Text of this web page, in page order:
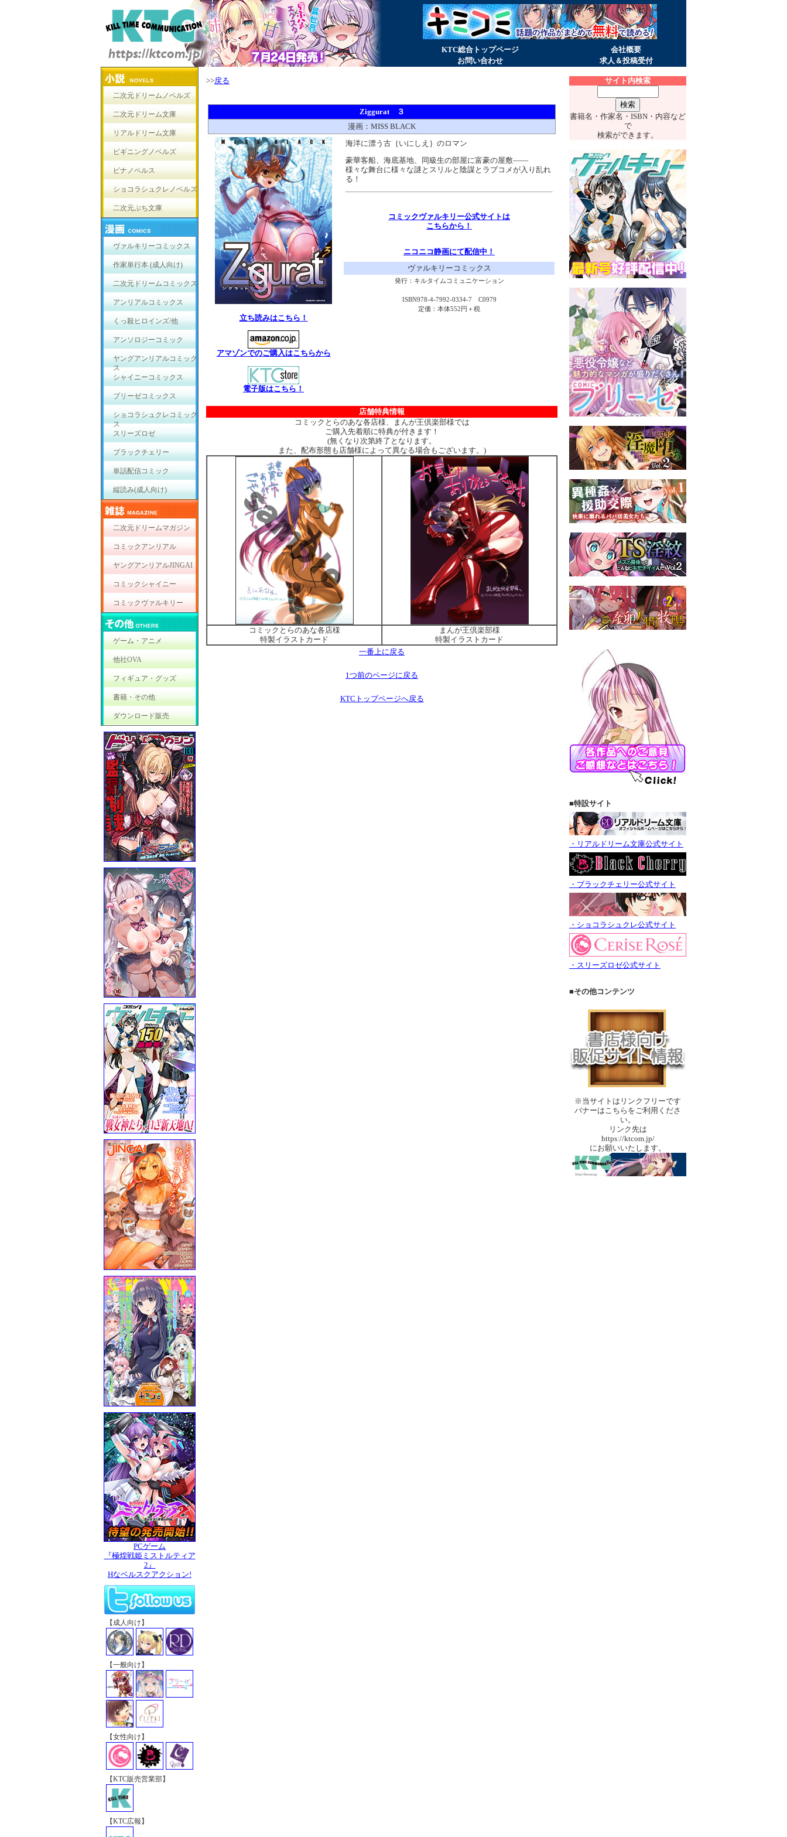
KTC総合トップページ
会社概要
お問い合わせ
求人＆投稿受付
二次元ドリームノベルズ
二次元ドリーム文庫
リアルドリーム文庫
ビギニングノベルズ
ピナノベルス
ショコラシュクレノベルズ
二次元ぷち文庫
ヴァルキリーコミックス
作家単行本 (成人向け)
二次元ドリームコミックス
アンリアルコミックス
くっ殺ヒロインズ/他
アンソロジーコミック
ヤングアンリアルコミック
ス
シャイニーコミックス
ブリーゼコミックス
ショコラシュクレコミック
ス
スリーズロゼ
ブラックチェリー
単話配信コミック
縦読み(成人向け)
二次元ドリームマガジン
コミックアンリアル
ヤングアンリアルJINGAI
コミックシャイニー
コミックヴァルキリー
ゲーム・アニメ
他社OVA
フィギュア・グッズ
書籍・その他
ダウンロード販売
PCゲーム
『極煌戦姫ミストルティア
2』
Hなベルスクアクション!
【成人向け】
【一般向け】
【女性向け】
【KTC販売営業部】
【KTC広報】
>>戻る
Ziggurat ３
漫画：MISS BLACK
立ち読みはこちら！
アマゾンでのご購入はこちらから
電子版はこちら！
海洋に漂う古｛いにしえ｝のロマン
豪華客船、海底基地、同級生の部屋に富豪の屋敷――
様々な舞台に様々な謎とスリルと陰謀とラブコメが入り乱れ
る！
コミックヴァルキリー公式サイトは
こちらから！
ニコニコ静画にて配信中！
ヴァルキリーコミックス
発行：キルタイムコミュニケーション
ISBN978-4-7992-0334-7 C0979
定価：本体552円＋税
店舗特典情報
コミックとらのあな各店様、まんが王倶楽部様では
ご購入先着順に特典が付きます！
(無くなり次第終了となります。
また、配布形態も店舗様によって異なる場合もございます。)
コミックとらのあな各店様
特製イラストカード
まんが王倶楽部様
特製イラストカード
一番上に戻る
1つ前のページに戻る
KTCトップページへ戻る
サイト内検索
書籍名・作家名・ISBN・内容など
で
検索ができます。
■特設サイト
・リアルドリーム文庫公式サイト
・ブラックチェリー公式サイト
・ショコラシュクレ公式サイト
・スリーズロゼ公式サイト
■その他コンテンツ
※当サイトはリンクフリーです
バナーはこちらをご利用くださ
い。
リンク先は
https://ktcom.jp/
にお願いいたします。